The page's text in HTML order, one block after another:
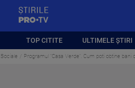
TOP CITITE ULTIMELE ȘTIRI
Programul "Casa Verde". Cum poti obtine